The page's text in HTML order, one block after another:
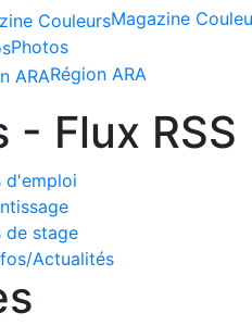
Magazine
Photos
Région ARA
- Flux RSS
d'emploi
de stage
Actualités